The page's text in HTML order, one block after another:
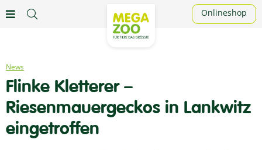
Onlineshop
News
Flinke Kletterer –
Riesenmauergeckos in Lankwitz
eingetroffen